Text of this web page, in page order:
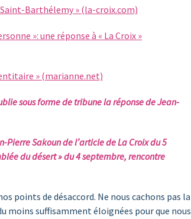
Saint-Barthélemy » (la-croix.com)
»: une réponse à « La Croix »
» (marianne.net)
sous forme de tribune la réponse de Jean-
Sakoun de l’article de La Croix du 5
du désert » du 4 septembre, rencontre
points de désaccord. Ne nous cachons pas la
moins suffisamment éloignées pour que nous